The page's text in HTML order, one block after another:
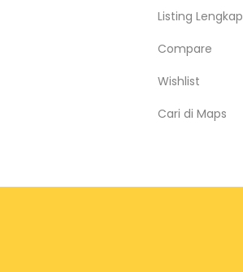
Listing Lengkap
Compare
Wishlist
Cari di Maps